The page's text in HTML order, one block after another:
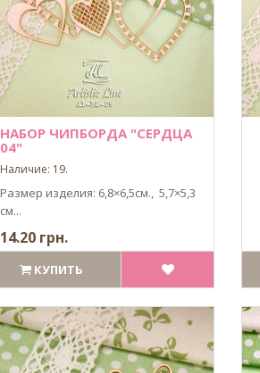
НАБОР ЧИПБОРДА "СЕРДЦА
04"
Наличие: 19.
Размер изделия: 6,8×6,5см., 5,7×5,3
см...
14.20 грн.
КУПИТЬ